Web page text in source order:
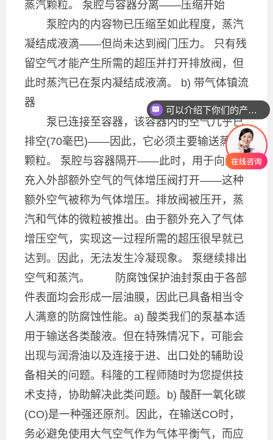
蒸汽颗粒。 泵腔与容器分离——压缩开始
泵腔内的内容物已压缩至如此程度，蒸汽
凝结成液滴——但尚未达到阀门压力。 只有残
留空气才能产生所需的超压并打开排放阀，但
此时蒸汽已在泵内凝结成液滴。 b) 带气体镇流
器
泵已连接至容器，该容器内的空气几乎已
排空(70毫巴)——因此，它必须主要输送蒸汽
颗粒。 泵腔与容器隔开——此时，用于向泵腔
充入外部额外空气的气体增压阀打开——这种
额外空气被称为气体增压。排放阀被压开，蒸
汽和气体的微粒被推出。由于额外充入了气体
增压空气，实现这一过程所需的超压很早就已
达到。因此，无法发生冷凝现象。 泵继续排出
空气和蒸汽。 防腐蚀保护油封泵由于各部
件表面均会形成一层油膜，因此已具备相当令
人满意的防腐蚀性能。a) 酸类我们的泵基本适
用于输送各类酸液。但在特殊情况下，可能会
出现与润滑油以及连接于进、出口处的辅助设
备相关的问题。科隆的工程师随时为您提供技
术支持，协助解决此类问题。b) 酸酐一氧化碳
(CO)是一种强还原剂。因此，在输送CO时，
务必避免使用大气空气作为气体平衡气，而应